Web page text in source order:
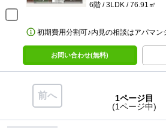
6階 / 3LDK / 76.91㎡
初期費用分割可♪内見の相談はアパマン
お問い合わせ(無料)
前へ
1ページ目
(1ページ中)